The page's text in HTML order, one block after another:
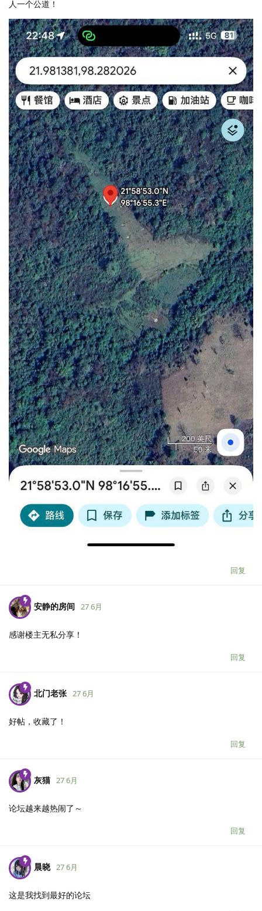
人一个公道！
回复
安静的房间 27 6月
感谢楼主无私分享！
回复
北门老张 27 6月
好帖，收藏了！
回复
灰猫 27 6月
论坛越来越热闹了～
回复
晨晓 27 6月
这是我找到最好的论坛